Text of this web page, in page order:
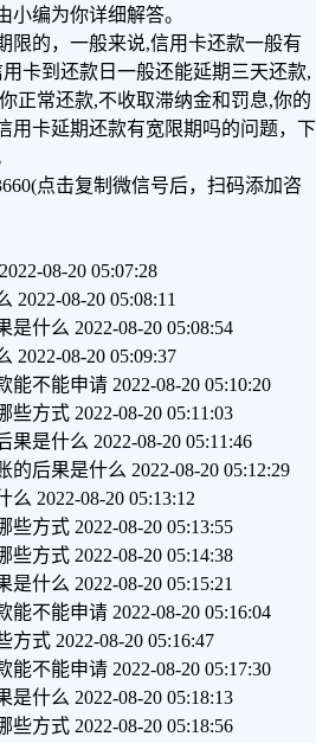
小编为你详细解答。
限的，一般来说,信用卡还款一般有
卡到还款日一般还能延期三天还款,
正常还款,不收取滞纳金和罚息,你的
用卡延期还款有宽限期吗的问题，下
点击复制微信号后，扫码添加咨
2022-08-20 05:07:28
2022-08-20 05:08:11
是什么 2022-08-20 05:08:54
2022-08-20 05:09:37
能不能申请 2022-08-20 05:10:20
些方式 2022-08-20 05:11:03
果是什么 2022-08-20 05:11:46
的后果是什么 2022-08-20 05:12:29
么 2022-08-20 05:13:12
些方式 2022-08-20 05:13:55
些方式 2022-08-20 05:14:38
是什么 2022-08-20 05:15:21
能不能申请 2022-08-20 05:16:04
方式 2022-08-20 05:16:47
能不能申请 2022-08-20 05:17:30
是什么 2022-08-20 05:18:13
些方式 2022-08-20 05:18:56